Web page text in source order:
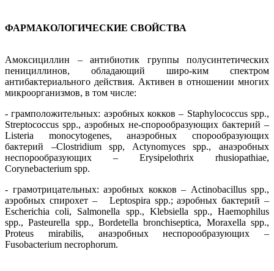
ФАРМАКОЛОГИЧЕСКИЕ СВОЙСТВА
Амоксициллин – антибиотик группы полусинтетических
пенициллинов, обладающий широ-ким спектром
антибактериального действия. Активен в отношении многих
микроорганизмов, в том числе:
- грамположительных: аэробных кокков – Staphylococcus spp.,
Streptococcus spp., аэробных не-спорообразующих бактерий –
Listeria monocytogenes, анаэробных спорообразующих
бактерий –Clostridium spp, Actynomyces spp., анаэробных
неспорообразующих – Erysipelothrix rhusiopathiae,
Corynebacterium spp.
- грамотрицательных: аэробных кокков – Actinobacillus spp.,
аэробных спирохет – Leptospira spp.; аэробных бактерий –
Escherichia coli, Salmonella spp., Klebsiella spp., Haemophilus
spp., Pasteurella spp., Bordetella bronchiseptica, Moraxella spp.,
Proteus mirabilis, анаэробных неспорообразующих –
Fusobacterium necrophorum.